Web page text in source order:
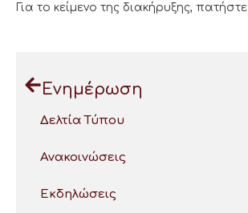
Για το κείμενο της διακήρυξης, πατήστε
Ενημέρωση
Δελτία Τύπου
Ανακοινώσεις
Εκδηλώσεις